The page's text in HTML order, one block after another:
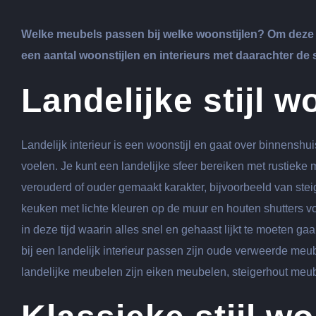
afbeelding
Welke meubels passen bij welke woonstijlen? Om
een aantal woonstijlen en interieurs met daarachter
Landelijke stijl
Landelijk interieur is een woonstijl en gaat over
voelen. Je kunt een landelijke sfeer bereiken met
verouderd of ouder gemaakt karakter, bijvoorbeeld van
keuken met lichte kleuren op de muur en houten shutters
in deze tijd waarin alles snel en gehaast lijkt te moeten
bij een landelijk interieur passen zijn oude verweerde
landelijke meubelen zijn eiken meubelen, steigerhout